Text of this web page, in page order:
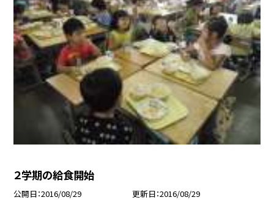
２学期の給食開始
公開日 2016/08/29 更新日 2016/08/29